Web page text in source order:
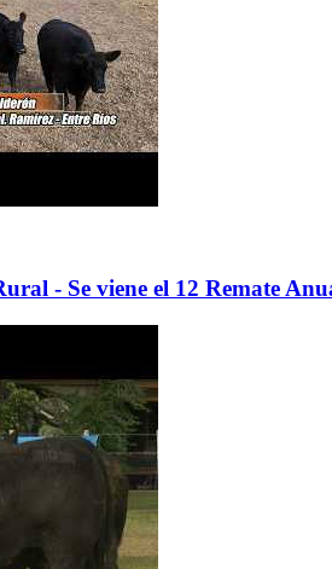
- Se viene el 12 Remate